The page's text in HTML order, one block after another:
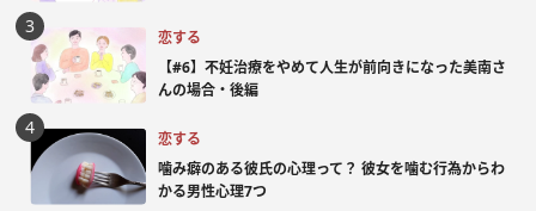
恋する
【#6】不妊治療をやめて人生が前向きになった美南さ
んの場合・後編
恋する
噛み癖のある彼氏の心理って？ 彼女を噛む行為からわ
かる男性心理7つ